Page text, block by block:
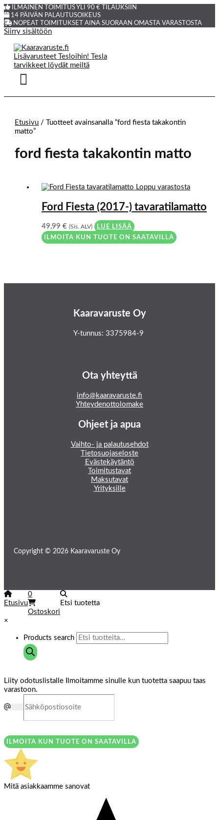
ILMAINEN TOIMITUS YLI 90 € TILAUKSIIN
14 PÄIVÄN PALAUTUSOIKEUS
NOPEAT TOIMITUKSET AINA SUORAAN OMASTA VARASTOSTA
Siirry sisältöön
Etusivu / Tuotteet avainsanalla “ford fiesta takakontin
matto”
ford fiesta takakontin matto
Loppu varastosta
Ford Fiesta (2017-) tavaratilamatto
49,99€ (Sis. ALV)
LUE LISÄÄ
ILMOITA KUN TUOTE ON SAATAVILLA
Kaaravaruste Oy
Y-tunnus: 3375984-9
Ota yhteyttä
info@kaaravaruste.fi
Yhteydenottolomake
Ohjeet ja apua
Vaihto- ja palautusehdot
Tietosuojaseloste
Evästekäytäntö
Toimitustavat
Maksutavat
Yrityksille
Copyright © 2026 Kaaravaruste Oy
Etusivu
0
Ostoskori
Etsi tuotetta
×
Products search
Liity odotuslistalle
Ilmoitamme sinulle kun tuotetta saapuu taas
varastoon.
ILMOITA KUN TUOTE ON SAATAVILLA
Mitä asiakkaamme sanovat